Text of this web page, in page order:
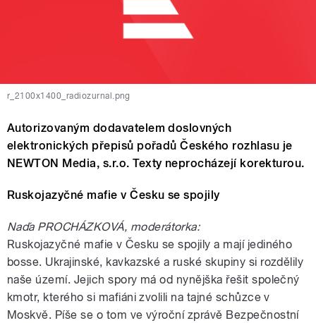
r_2100x1400_radiozurnal.png
Autorizovaným dodavatelem doslovných
elektronických přepisů pořadů Českého rozhlasu je
NEWTON Media, s.r.o. Texty neprocházejí korekturou.
Ruskojazyčné mafie v Česku se spojily
Naďa PROCHÁZKOVÁ, moderátorka:
Ruskojazyčné mafie v Česku se spojily a mají jediného
bosse. Ukrajinské, kavkazské a ruské skupiny si rozdělily
naše území. Jejich spory má od nynějška řešit společný
kmotr, kterého si mafiáni zvolili na tajné schůzce v
Moskvě. Píše se o tom ve výroční zprávě Bezpečnostní